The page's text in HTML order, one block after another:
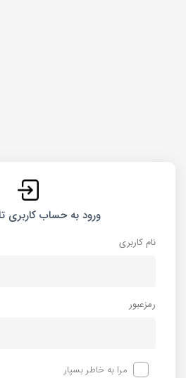
ورود به حساب کاربری
نام کاربری
رمزعبور
مرا به خاطر بسپار